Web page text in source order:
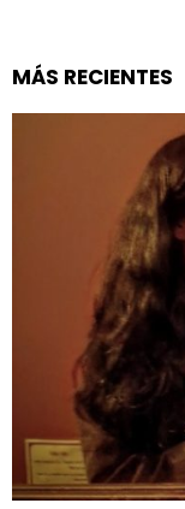
MÁS RECIENTES